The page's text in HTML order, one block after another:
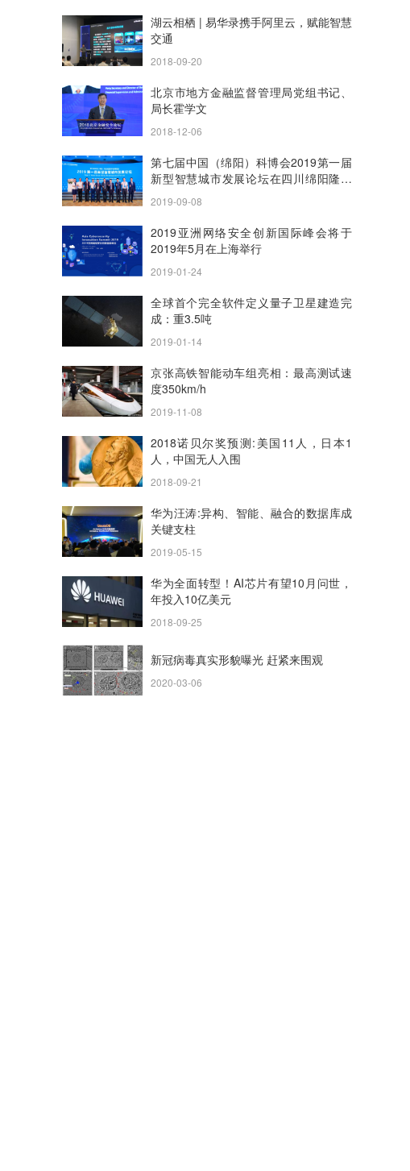
湖云相栖 | 易华录携手阿里云，赋能智慧
交通
2018-09-20
北京市地方金融监督管理局党组书记、
局长霍学文
2018-12-06
第七届中国（绵阳）科博会2019第一届
新型智慧城市发展论坛在四川绵阳隆重
召开
2019-09-08
2019亚洲网络安全创新国际峰会将于
2019年5月在上海举行
2019-01-24
全球首个完全软件定义量子卫星建造完
成：重3.5吨
2019-01-14
京张高铁智能动车组亮相：最高测试速
度350km/h
2019-11-08
2018诺贝尔奖预测:美国11人，日本1
人，中国无人入围
2018-09-21
华为汪涛:异构、智能、融合的数据库成
关键支柱
2019-05-15
华为全面转型！AI芯片有望10月问世，
年投入10亿美元
2018-09-25
新冠病毒真实形貌曝光 赶紧来围观
2020-03-06